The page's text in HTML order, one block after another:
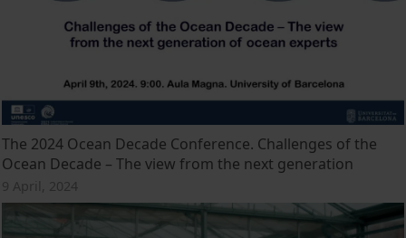
The 2024 Ocean Decade Conference. Challenges of the
Ocean Decade – The view from the next generation
9 April, 2024